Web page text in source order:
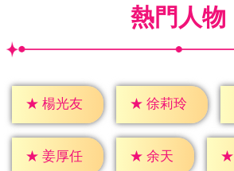
熱門人物
★ 楊光友 ★ 徐莉玲
★ 姜厚任 ★ 余天 ★